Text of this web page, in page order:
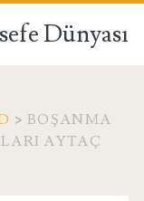
Dünyası
>BOŞANMA
AYTAÇ